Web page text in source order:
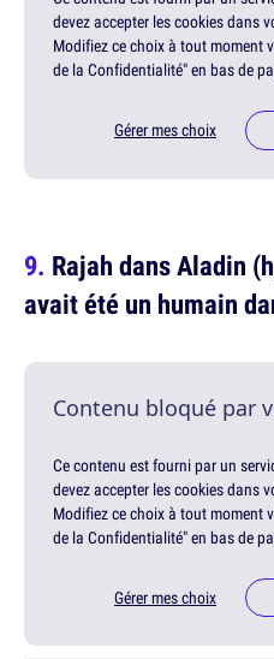
devez accepter les cookies dans
Modifiez ce choix à tout moment
de la Confidentialité" en bas de
Gérer mes choix
Rajah dans Aladin
avait été un humain
Contenu bloqué par
Ce contenu est fourni par un
devez accepter les cookies dans
Modifiez ce choix à tout moment
de la Confidentialité" en bas de
Gérer mes choix